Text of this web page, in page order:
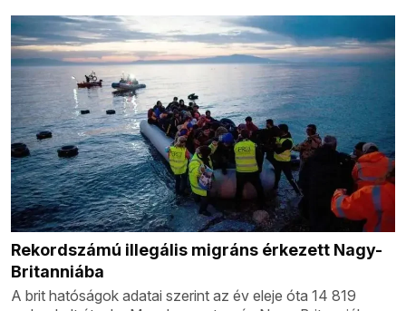
Rekordszámú illegális migráns érkezett Nagy-
Britanniába
A brit hatóságok adatai szerint az év eleje óta 14 819